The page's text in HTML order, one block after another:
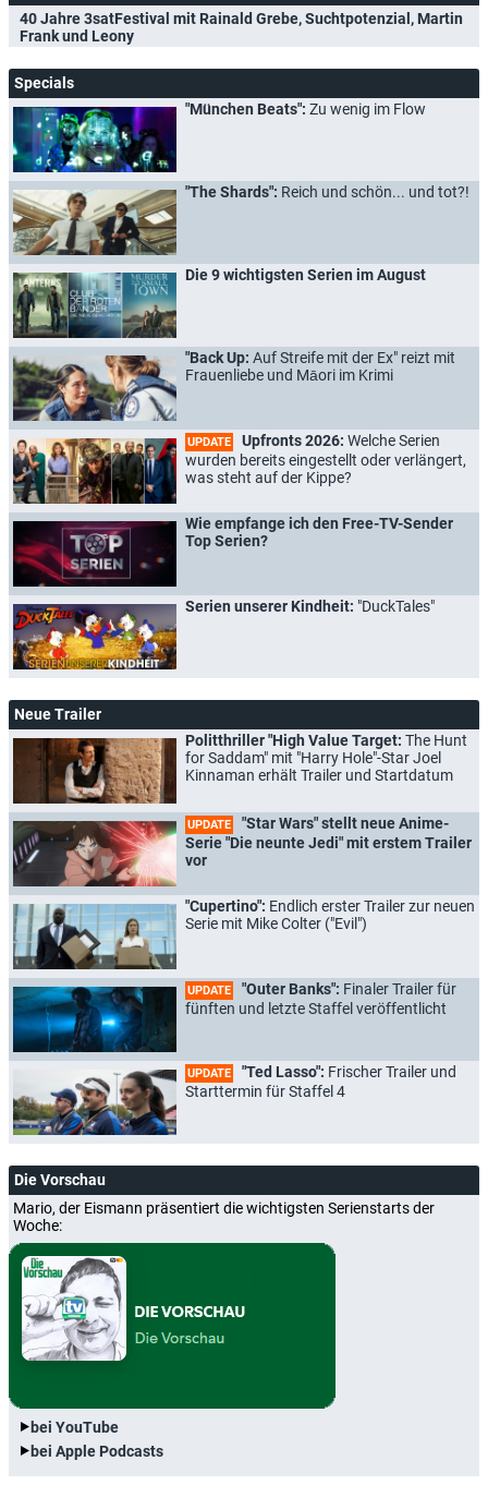
40 Jahre 3satFestival mit Rainald Grebe, Suchtpotenzial, Martin
Frank und Leony
Specials
"München Beats": Zu wenig im Flow
"The Shards": Reich und schön... und tot?!
Die 9 wichtigsten Serien im August
"Back Up: Auf Streife mit der Ex" reizt mit
Frauenliebe und Māori im Krimi
UPDATE Upfronts 2026: Welche Serien
wurden bereits eingestellt oder verlängert,
was steht auf der Kippe?
Wie empfange ich den Free-TV-Sender
Top Serien?
Serien unserer Kindheit: "DuckTales"
Neue Trailer
Politthriller "High Value Target: The Hunt
for Saddam" mit "Harry Hole"-Star Joel
Kinnaman erhält Trailer und Startdatum
UPDATE
"Star Wars" stellt neue Anime-
Serie "Die neunte Jedi" mit erstem Trailer
vor
"Cupertino": Endlich erster Trailer zur neuen
Serie mit Mike Colter ("Evil")
UPDATE "Outer Banks": Finaler Trailer für
fünften und letzte Staffel veröffentlicht
UPDATE "Ted Lasso": Frischer Trailer und
Starttermin für Staffel 4
Die Vorschau
Mario, der Eismann präsentiert die wichtigsten Serienstarts der
Woche:
bei YouTube
bei Apple Podcasts